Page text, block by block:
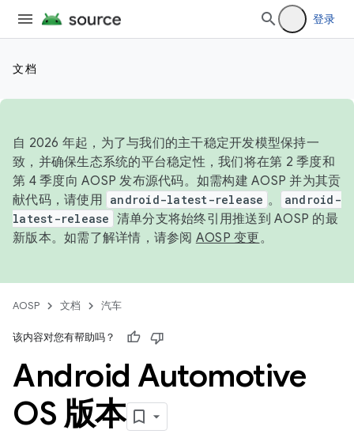
登录
文档
自 2026 年起，为了与我们的主干稳定开发模型保持一
致，并确保生态系统的平台稳定性，我们将在第 2 季度和
第 4 季度向 AOSP 发布源代码。如需构建 AOSP 并为其贡
献代码，请使用 android-latest-release 。
android-
latest-release 清单分支将始终引用推送到 AOSP 的最
新版本。如需了解详情，请参阅 AOSP 变更。
AOSP 文档 汽车
该内容对您有帮助吗？
Android Automotive
OS 版本